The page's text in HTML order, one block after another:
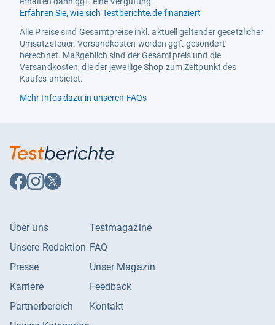
Erfahren Sie, wie sich Testberichte.de finanziert
Alle Preise sind Gesamtpreise inkl. aktuell geltender gesetzlicher
Umsatzsteuer. Versandkosten werden ggf. gesondert
berechnet. Maßgeblich sind der Gesamtpreis und die
Versandkosten, die der jeweilige Shop zum Zeitpunkt des
Kaufes anbietet.
Mehr Infos dazu in unseren FAQs
Auf
Facebook
Auf
Instagram
Auf
X
Über uns
Unsere Redaktion
Presse
Karriere
Partnerbereich
Testmagazine
FAQ
Unser Magazin
Feedback
Kontakt